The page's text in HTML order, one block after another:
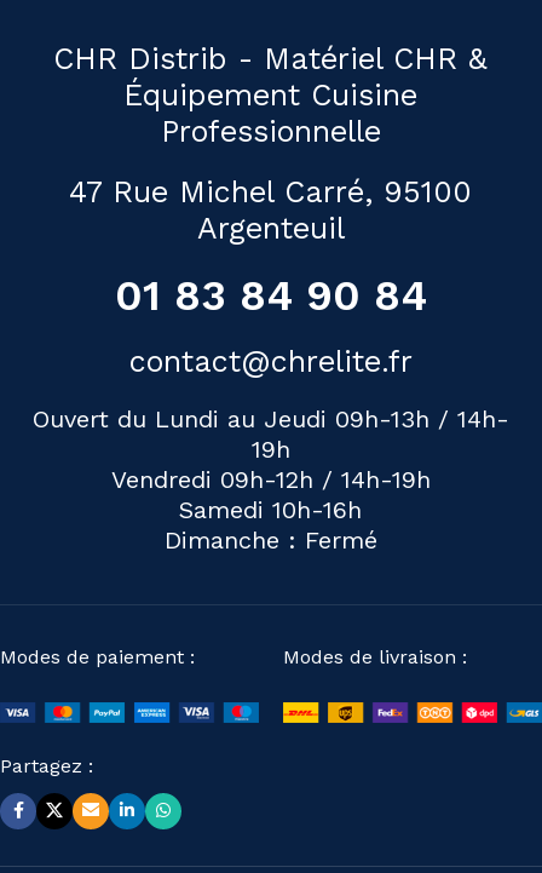
CHR Distrib - Matériel CHR &
Équipement Cuisine
Professionnelle
47 Rue Michel Carré, 95100
Argenteuil
01 83 84 90 84
contact@chrelite.fr
Ouvert du Lundi au Jeudi 09h-13h / 14h-
19h
Vendredi 09h-12h / 14h-19h
Samedi 10h-16h
Dimanche : Fermé
Modes de paiement : Modes de livraison :
Partagez :